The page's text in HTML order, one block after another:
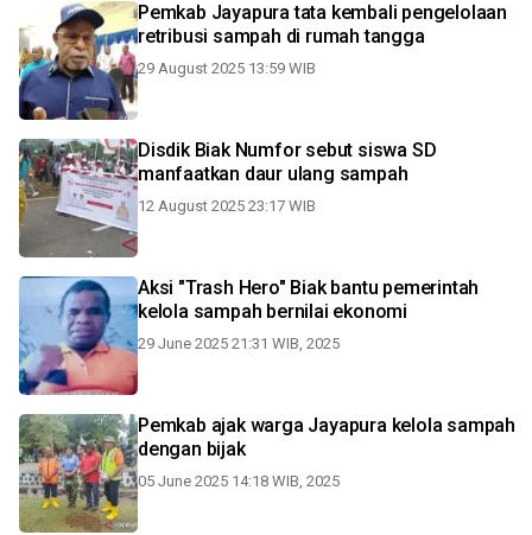
Pemkab Jayapura tata kembali pengelolaan
retribusi sampah di rumah tangga
29 August 2025 13:59 WIB
Disdik Biak Numfor sebut siswa SD
manfaatkan daur ulang sampah
12 August 2025 23:17 WIB
Aksi "Trash Hero" Biak bantu pemerintah
kelola sampah bernilai ekonomi
29 June 2025 21:31 WIB, 2025
Pemkab ajak warga Jayapura kelola sampah
dengan bijak
05 June 2025 14:18 WIB, 2025